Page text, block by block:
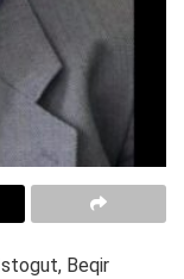
Beqir